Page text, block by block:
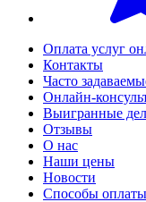
Оплата услуг
Контакты
Часто
Онлайн-
Выигранные
Отзывы
О нас
Наши цены
Новости
Способы оплаты